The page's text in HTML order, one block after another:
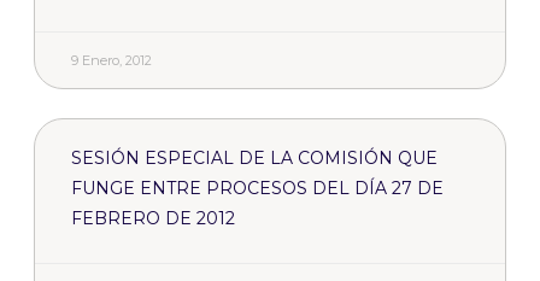
9 Enero, 2012
SESIÓN ESPECIAL DE LA COMISIÓN QUE
FUNGE ENTRE PROCESOS DEL DÍA 27 DE
FEBRERO DE 2012